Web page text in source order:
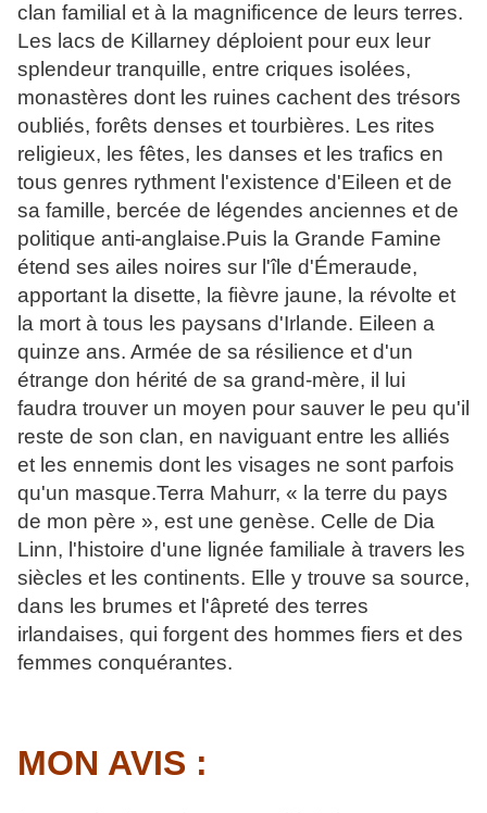
clan familial et à la magnificence de leurs terres.
Les lacs de Killarney déploient pour eux leur
splendeur tranquille, entre criques isolées,
monastères dont les ruines cachent des trésors
oubliés, forêts denses et tourbières. Les rites
religieux, les fêtes, les danses et les trafics en
tous genres rythment l'existence d'Eileen et de
sa famille, bercée de légendes anciennes et de
politique anti-anglaise.Puis la Grande Famine
étend ses ailes noires sur l'île d'Émeraude,
apportant la disette, la fièvre jaune, la révolte et
la mort à tous les paysans d'Irlande. Eileen a
quinze ans. Armée de sa résilience et d'un
étrange don hérité de sa grand-mère, il lui
faudra trouver un moyen pour sauver le peu qu'il
reste de son clan, en naviguant entre les alliés
et les ennemis dont les visages ne sont parfois
qu'un masque.Terra Mahurr, « la terre du pays
de mon père », est une genèse. Celle de Dia
Linn, l'histoire d'une lignée familiale à travers les
siècles et les continents. Elle y trouve sa source,
dans les brumes et l'âpreté des terres
irlandaises, qui forgent des hommes fiers et des
femmes conquérantes.
MON AVIS :